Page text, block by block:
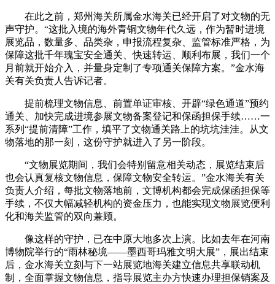
在此之前，郑州海关所属金水海关已经开启了对文物的无
声守护。“这批入境的海外青铜文物年代久远，作为暂时进境
展览品，数量多、品类杂，申报流程复杂、监管标准严格，为
保障这批千年瑰宝安全通关、快速转运、顺利布展，我们一个
月前就开始介入，并量身定制了专项通关保障方案。”金水海
关有关负责人告诉记者。
提前梳理文物信息、前置单证审核、开辟“绿色通道”预约
通关、加快完成进境参展文物备案登记和保函担保手续……一
系列“提前清障”工作，填平了文物通关路上的坑坑洼洼。从文
物落地的那一刻，这份守护就进入了另一阶段。
“文物展览期间，我们会特别留意相关动态，展览结束后
也会认真复核文物信息，保障文物安全转运。”金水海关有关
负责人介绍，每批文物落地前，文博机构都会完成保函担保等
手续，不仅大幅减轻机构的资金压力，也能实现文物展览便利
化和海关监管的双向兼顾。
像这样的守护，已在中原大地多次上演。比如去年在河南
博物院举行的“雨林秘境——墨西哥玛雅文明大展”，展出结束
后，金水海关立刻与下一站展览地海关建立信息共享联动机
制，全面掌握文物信息，指导展览主办方快速办理担保销案及